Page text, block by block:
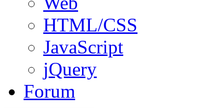
HTML/CSS
JavaScript
jQuery
Forum